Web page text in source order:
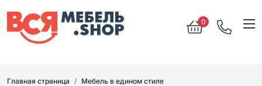
0
Главная страница
Мебель в едином стиле